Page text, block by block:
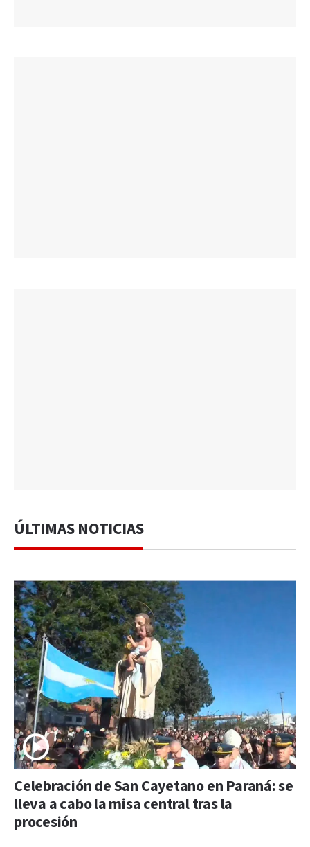
ÚLTIMAS NOTICIAS
Celebración de San Cayetano en Paraná: se
lleva a cabo la misa central tras la
procesión